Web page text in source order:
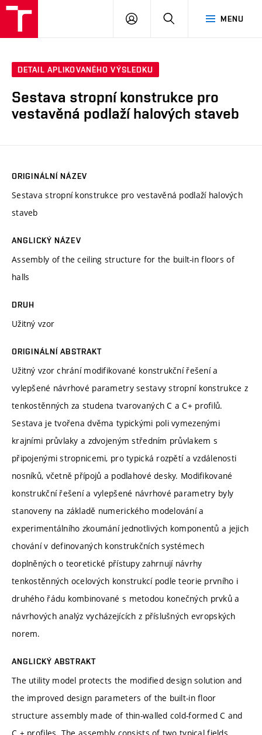
MENU
PŘIHLÁSIT
DETAIL APLIKOVANÉHO VÝSLEDKU
Sestava stropní konstrukce pro
vestavěná podlaží halových staveb
ORIGINÁLNÍ NÁZEV
Sestava stropní konstrukce pro vestavěná podlaží halových
staveb
ANGLICKÝ NÁZEV
Assembly of the ceiling structure for the built-in floors of
halls
DRUH
Užitný vzor
ORIGINÁLNÍ ABSTRAKT
Užitný vzor chrání modifikované konstrukční řešení a
vylepšené návrhové parametry sestavy stropní konstrukce z
tenkostěnných za studena tvarovaných C a C+ profilů.
Sestava je tvořena dvěma typickými poli vymezenými
krajními průvlaky a zdvojeným středním průvlakem s
připojenými stropnicemi, pro typická rozpětí a vzdálenosti
nosníků, včetně přípojů a podlahové desky. Modifikované
konstrukční řešení a vylepšené návrhové parametry byly
stanoveny na základě numerického modelování a
experimentálního zkoumání jednotlivých komponentů a jejich
chování v definovaných konstrukčních systémech
doplněných o teoretické přístupy zahrnují návrhy
tenkostěnných ocelových konstrukcí podle teorie prvního i
druhého řádu kombinované s metodou konečných prvků a
návrhových analýz vycházejících z příslušných evropských
norem.
ANGLICKÝ ABSTRAKT
The utility model protects the modified design solution and
the improved design parameters of the built-in floor
structure assembly made of thin-walled cold-formed C and
C + profiles. The assembly consists of two typical fields